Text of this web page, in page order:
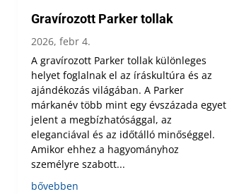
Gravírozott Parker tollak
2026, febr 4.
A gravírozott Parker tollak különleges
helyet foglalnak el az íráskultúra és az
ajándékozás világában. A Parker
márkanév több mint egy évszázada egyet
jelent a megbízhatósággal, az
eleganciával és az időtálló minőséggel.
Amikor ehhez a hagyományhoz
személyre szabott...
bővebben